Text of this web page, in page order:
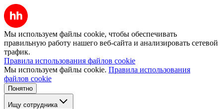
Мы используем файлы cookie, чтобы обеспечивать
правильную работу нашего веб-сайта и анализировать сетевой
трафик.
Правила использования файлов cookie
Мы используем файлы cookie. Правила использования
файлов cookie
Понятно
Ищу сотрудника